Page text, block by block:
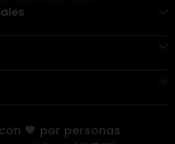
🧡 por personas